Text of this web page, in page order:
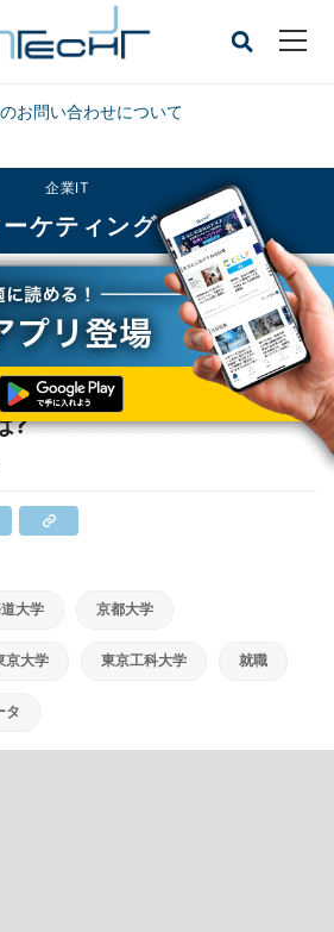
お問い合わせについて
CLOSE
企業IT
ケティング
ティング
学ランキング、2位は東京大 -1位は?
している大学ランキング、2
?
大学 京都大学
京大学 東京工科大学 就職
タ